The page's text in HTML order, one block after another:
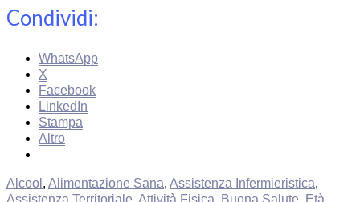
Condividi:
WhatsApp
X
Facebook
LinkedIn
Stampa
Altro
Alcool , Alimentazione Sana, Assistenza Infermieristica,
Assistenza Territoriale, Attività Fisica, Buona Salute, Età